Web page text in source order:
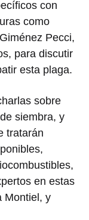
con
como
Pecci,
para discutir
esta plaga.
sobre
siembra, y
tratarán
en estas
Montiel, y